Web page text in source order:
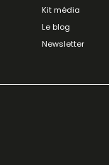
Kit média
Le blog
Newsletter